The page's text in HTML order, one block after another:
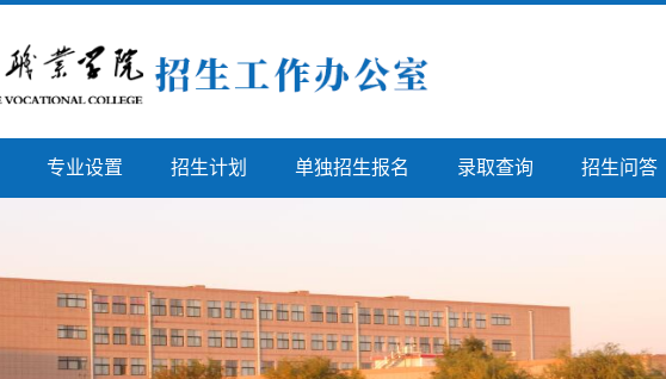
专业设置 招生计划 单独招生报名 录取查询 招生问答